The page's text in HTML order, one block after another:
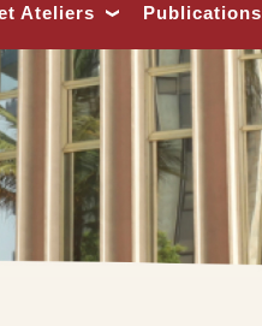
Ateliers Publications